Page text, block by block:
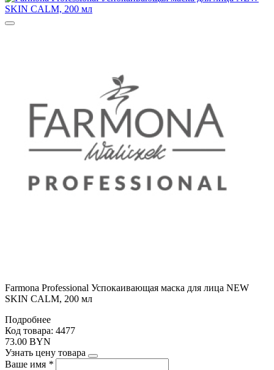
Farmona Professional Успокаивающая маска для лица NEW
SKIN CALM, 200 мл
Подробнее
Код товара: 4477
73.00 BYN
Узнать цену товара
Ваше имя *